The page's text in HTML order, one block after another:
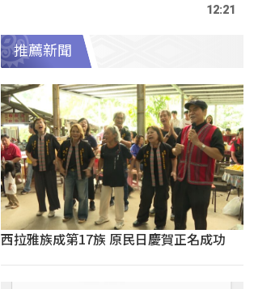
12:21
推薦新聞
西拉雅族成第17族 原民日慶賀正名成功